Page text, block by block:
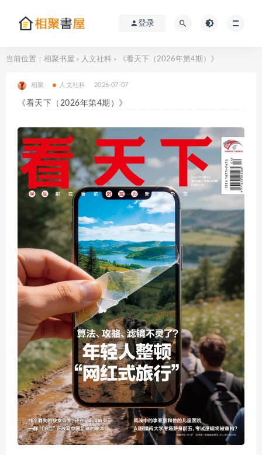
登录
当前位置： 相聚书屋 > 人文社科 > 《看天下（2026年第4期）》
相聚 人文社科 2026-07-07
《看天下（2026年第4期）》